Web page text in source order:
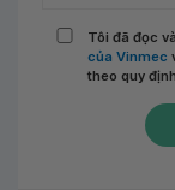
Tôi đã đọc
của Vinmec
theo quy